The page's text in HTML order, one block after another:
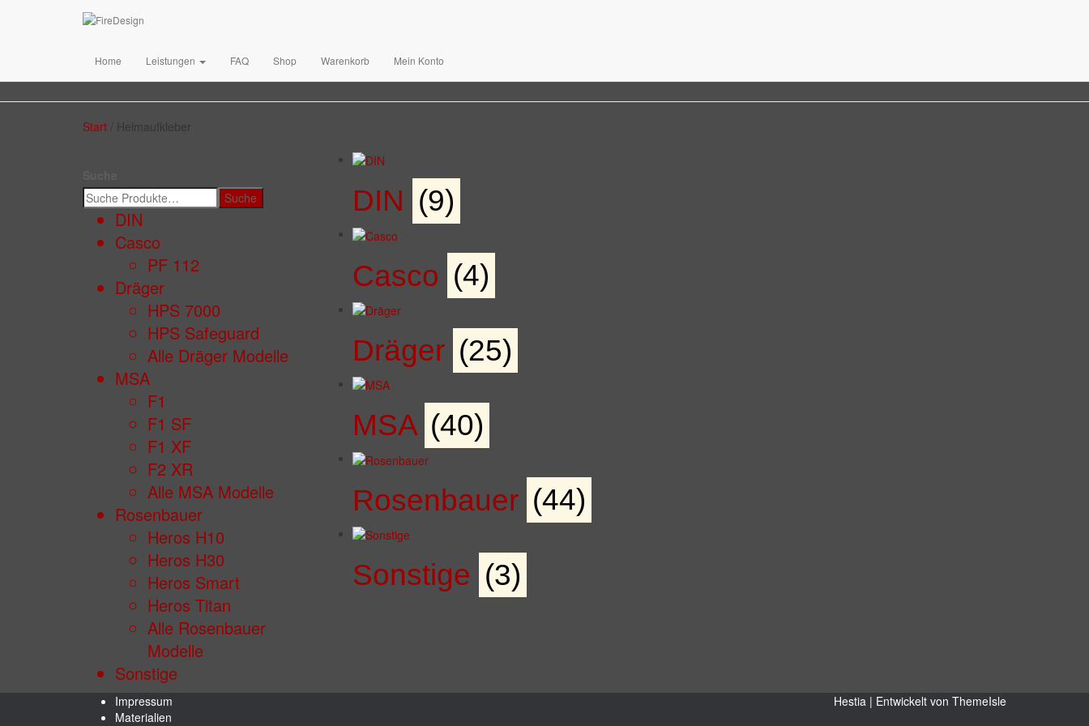
Home Leistungen FAQ Shop Warenkorb Mein KontoHelmaufkleber
Start / Helmaufkleber
Suche
DIN
Casco
PF 112
Dräger
HPS 7000
HPS Safeguard
Alle Dräger Modelle
MSA
F1
F1 SF
F1 XF
F2 XR
Alle MSA Modelle
Rosenbauer
Heros H10
Heros H30
Heros Smart
Heros Titan
Alle Rosenbauer
Modelle
Sonstige
DIN (9)
Casco (4)
Dräger (25)
MSA (40)
Rosenbauer (44)
Sonstige (3)
Impressum
Materialien
Hestia | Entwickelt von ThemeIsle